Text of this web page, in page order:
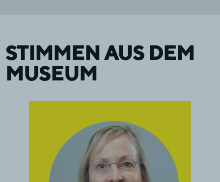
STIMMEN AUS DEM
MUSEUM